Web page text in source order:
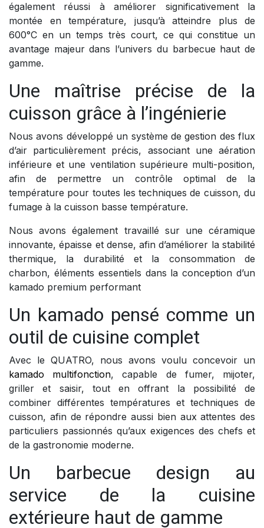
également réussi à améliorer significativement la
montée en température, jusqu’à atteindre plus de
600°C en un temps très court, ce qui constitue un
avantage majeur dans l’univers du barbecue haut de
gamme.
Une maîtrise précise de la
cuisson grâce à l’ingénierie
Nous avons développé un système de gestion des flux
d’air particulièrement précis, associant une aération
inférieure et une ventilation supérieure multi-position,
afin de permettre un contrôle optimal de la
température pour toutes les techniques de cuisson, du
fumage à la cuisson basse température.
Nous avons également travaillé sur une céramique
innovante, épaisse et dense, afin d’améliorer la stabilité
thermique, la durabilité et la consommation de
charbon, éléments essentiels dans la conception d’un
kamado premium performant
Un kamado pensé comme un
outil de cuisine complet
Avec le QUATRO, nous avons voulu concevoir un
kamado multifonction, capable de fumer, mijoter,
griller et saisir, tout en offrant la possibilité de
combiner différentes températures et techniques de
cuisson, afin de répondre aussi bien aux attentes des
particuliers passionnés qu’aux exigences des chefs et
de la gastronomie moderne.
Un barbecue design au
service de la cuisine
extérieure haut de gamme